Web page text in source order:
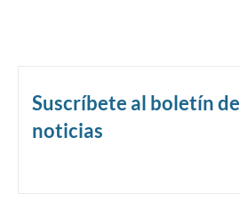
Suscríbete al boletín de
noticias